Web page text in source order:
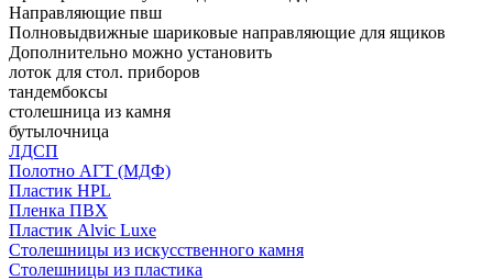
Направляющие пвш
Полновыдвижные шариковые направляющие для ящиков
Дополнительно можно установить
лоток для стол. приборов
тандембоксы
столешница из камня
бутылочница
ЛДСП
Полотно АГТ (МДФ)
Пластик HPL
Пленка ПВХ
Пластик Alvic Luxe
Столешницы из искусственного камня
Столешницы из пластика